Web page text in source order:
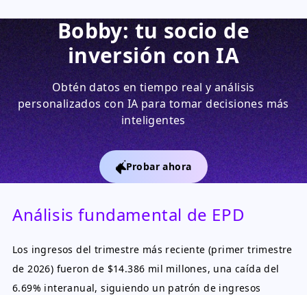
Bobby: tu socio de
inversión con IA
Obtén datos en tiempo real y análisis
personalizados con IA para tomar decisiones más
inteligentes
Probar ahora
Análisis fundamental de EPD
Los ingresos del trimestre más reciente (primer trimestre
de 2026) fueron de $14.386 mil millones, una caída del
6.69% interanual, siguiendo un patrón de ingresos